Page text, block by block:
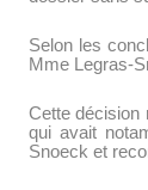
Selon les
Mme Legras-
Cette décision
qui avait
Snoeck et